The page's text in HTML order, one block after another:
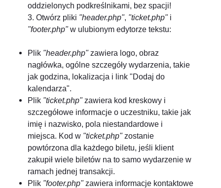
oddzielonych podkreślnikami, bez spacji!
3. Otwórz pliki "header.php", "ticket.php"i
"footer.php"w ulubionym edytorze tekstu:
Plik "header.php"zawiera logo, obraz
nagłówka, ogólne szczegóły wydarzenia, takie
jak godzina, lokalizacja i link "Dodaj do
kalendarza".
Plik "ticket.php"zawiera kod kreskowy i
szczegółowe informacje o uczestniku, takie jak
imię i nazwisko, pola niestandardowe i
miejsca. Kod w "ticket.php"zostanie
powtórzona dla każdego biletu, jeśli klient
zakupił wiele biletów na to samo wydarzenie w
ramach jednej transakcji.
Plik "footer.php"zawiera informacje kontaktowe